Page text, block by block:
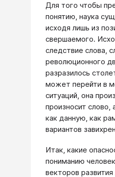
Для того чтобы
понятию, наука
исходя лишь из
свершаемого.
следствие слова,
революционного
разразилось
может перейти в
ситуаций, она
произносит
как данную, как
вариантов
Итак, какие
пониманию
векторов